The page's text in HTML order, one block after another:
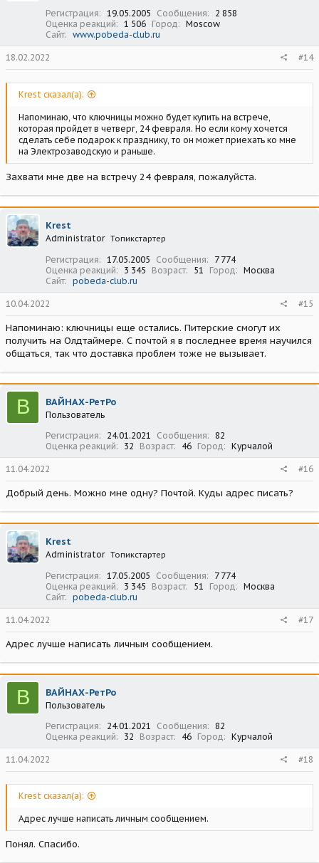
Регистрация
19.05.2005 Сообщения
2 858
Оценка реакций
1 506 Город
Moscow
Сайт
www.pobeda-club.ru
18.02.2022 #14
Krest сказал(а):
Напоминаю, что ключницы можно будет купить на встрече,
которая пройдет в четверг, 24 февраля. Но если кому хочется
сделать себе подарок к празднику, то он может приехать ко мне
на Электрозаводскую и раньше.
Захвати мне две на встречу 24 февраля, пожалуйста.
Krest
Administrator Топикстартер
Регистрация 17.05.2005 Сообщения
7 774
Оценка реакций
3 345 Возраст 51 Город
Москва
Сайт
pobeda-club.ru
10.04.2022 #15
Напоминаю: ключницы еще остались. Питерские смогут их
получить на Олдтаймере. С почтой я в последнее время научился
общаться, так что доставка проблем тоже не вызывает.
В ВАЙНАХ-РетРо
Пользователь
Регистрация
24.01.2021 Сообщения
82
Оценка реакций
32 Возраст 46 Город Курчалой
11.04.2022 #16
Добрый день. Можно мне одну? Почтой. Куды адрес писать?
Krest
Administrator Топикстартер
Регистрация 17.05.2005 Сообщения
7 774
Оценка реакций
3 345 Возраст 51 Город
Москва
Сайт
pobeda-club.ru
11.04.2022 #17
Адрес лучше написать личным сообщением.
В ВАЙНАХ-РетРо
Пользователь
Регистрация
24.01.2021 Сообщения
82
Оценка реакций
32 Возраст 46 Город Курчалой
11.04.2022 #18
Krest сказал(а):
Адрес лучше написать личным сообщением.
Понял. Спасибо.